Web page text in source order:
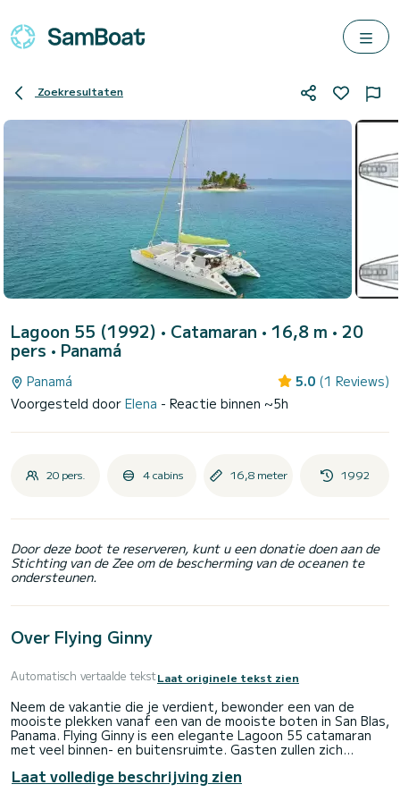
Zoekresultaten
Lagoon 55 (1992) • Catamaran • 16,8 m • 20
pers • Panamá
Panamá 5.0 (1 Reviews)
Voorgesteld door Elena - Reactie binnen ~5h
20 pers. 4 cabins 16,8 meter 1992
Door deze boot te reserveren, kunt u een donatie doen aan de
Stichting van de Zee om de bescherming van de oceanen te
ondersteunen.
Over Flying Ginny
Automatisch vertaalde tekstLaat originele tekst zien
Neem de vakantie die je verdient, bewonder een van de
mooiste plekken vanaf een van de mooiste boten in San Blas,
Panama. Flying Ginny is een elegante Lagoon 55 catamaran
met veel binnen- en buitensruimte. Gasten zullen zich
ze biedt een unieke mix van luxe en comfort. Er is een
enorme salon en vier privé hutten met eigen douche en
Laat volledige beschrijving zien